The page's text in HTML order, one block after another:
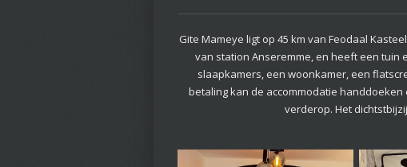
Gite Mameye ligt op 45 km van Feodaal
van station Anseremme, en heeft een tuin
slaapkamers, een woonkamer, een
betaling kan de accommodatie handdoeken
verderop. Het